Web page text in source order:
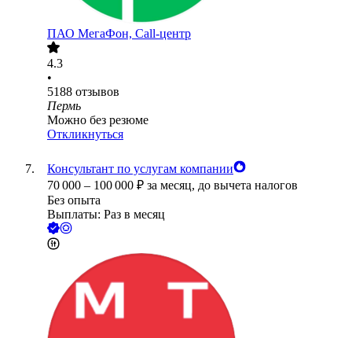
ПАО МегаФон, Call-центр
4.3
•
5188 отзывов
Пермь
Можно без резюме
Откликнуться
Консультант по услугам компании
70 000 – 100 000 ₽ за месяц, до вычета налогов
Без опыта
Выплаты: Раз в месяц